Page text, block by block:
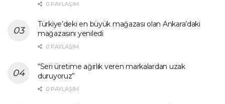
0 PAYLAŞIM
Türkiye’deki en büyük mağazası olan Ankara’daki
mağazasını yeniledi
0 PAYLAŞIM
“Seri üretime ağırlık veren markalardan uzak
duruyoruz”
0 PAYLAŞIM